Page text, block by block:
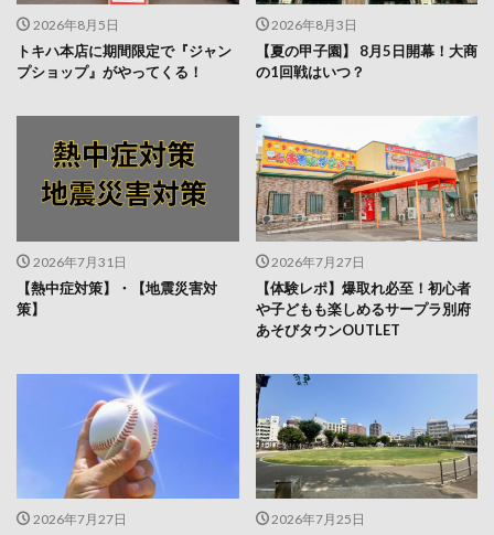
トキハ本店に期間限定で『ジャン
プショップ』がやってくる！
【夏の甲子園】 8月5日開幕！大商
の1回戦はいつ？
【熱中症対策】・【地震災害対
策】
2026年7月27日
【体験レポ】爆取れ必至！初心者
や子どもも楽しめるサープラ別府
あそびタウンOUTLET
2026年7月27日
夏の高校野球 大分大会で 優勝校が
決まりました
2026年7月25日
大分市の『若草公園』に芝生広場
が完成していました